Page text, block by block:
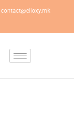
contact@elloxy.mk